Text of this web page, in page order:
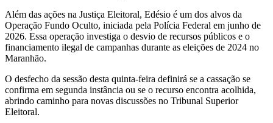
Além das ações na Justiça Eleitoral, Edésio é um dos alvos da
Operação Fundo Oculto, iniciada pela Polícia Federal em junho de
2026. Essa operação investiga o desvio de recursos públicos e o
financiamento ilegal de campanhas durante as eleições de 2024 no
Maranhão.
O desfecho da sessão desta quinta-feira definirá se a cassação se
confirma em segunda instância ou se o recurso encontra acolhida,
abrindo caminho para novas discussões no Tribunal Superior
Eleitoral.